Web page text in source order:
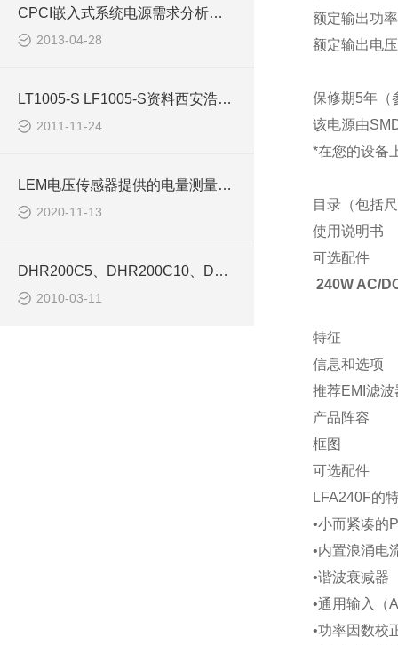
CPCI嵌入式系统电源需求分析与器件造型
2013-04-28
LT1005-S LF1005-S资料西安浩南电子
2011-11-24
LEM电压传感器提供的电量测量解决方案
2020-11-13
DHR200C5、DHR200C10、DHR200C420传感器-西安浩南电子科技
2010-03-11
额定输出功
额定输出电
保修期5年（
该电源由
*在您的设备
目录（包括
使用说明书
可选配件
240W AC/
特征
信息和选项
推荐EMI 滤波
产品阵容
框图
可选配件
LFA240F的
•小而紧凑的
•内置浪涌电
•谐波衰减器
•通用输入（
•功率因数校